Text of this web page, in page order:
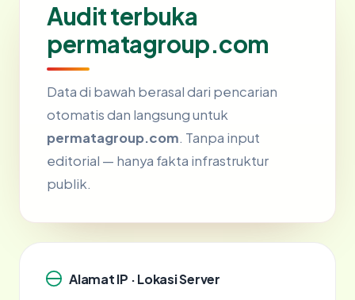
Audit terbuka
permatagroup.com
Data di bawah berasal dari pencarian
otomatis dan langsung untuk
permatagroup.com. Tanpa input
editorial — hanya fakta infrastruktur
publik.
Alamat IP · Lokasi Server